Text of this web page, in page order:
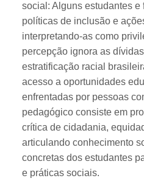
social: Alguns estudantes
políticas de inclusão e
interpretando-as como
percepção ignora as
estratificação racial
acesso a oportunidades
enfrentadas por pessoas
pedagógico consiste em
crítica de cidadania,
articulando conhecimento
concretas dos estudantes
e práticas sociais.